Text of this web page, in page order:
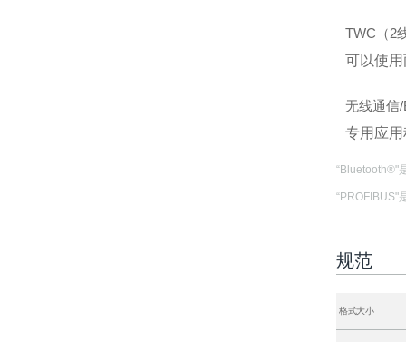
TWC（2
可以使
无线通信
专用应
“Bluetooth®"
“PROFIBUS"
规范
格式大小